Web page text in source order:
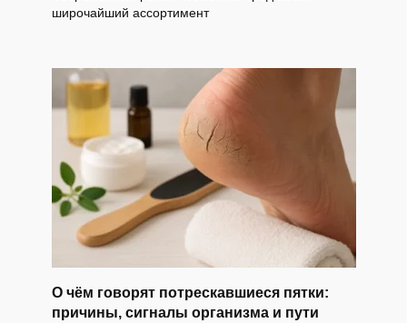
широчайший ассортимент
О чём говорят потрескавшиеся пятки:
причины, сигналы организма и пути